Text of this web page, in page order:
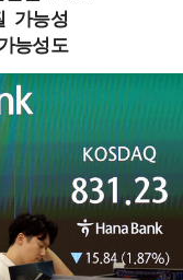
가능성
능성도